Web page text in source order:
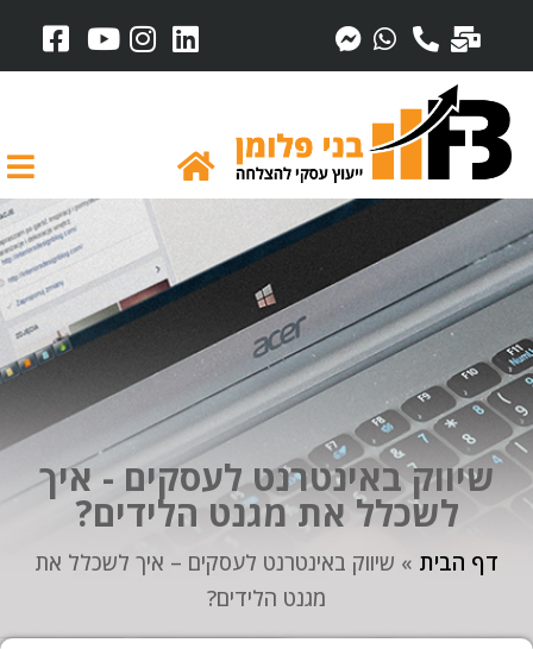
שיווק באינטרנט לעסקים - איך
לשכלל את מגנט הלידים?
דף הבית » שיווק באינטרנט לעסקים – איך לשכלל את
מגנט הלידים?